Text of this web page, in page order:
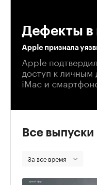
Дефекты в
Apple признала
Apple
доступ к личным
iMac и
Все
За все время